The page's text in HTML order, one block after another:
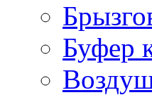
Буфер